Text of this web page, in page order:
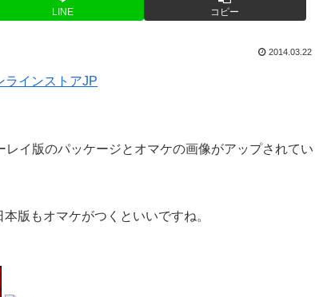
LINE コピー
2014.03.22
イ版のパッケージとオマケの画像がアップされてい
版もオマケがつくといいですね。